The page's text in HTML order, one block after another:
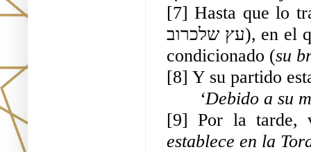
[7] Hasta que lo
עץ שלכרוב), en el que lo colgaron, y no se rompió, pues no estaba
condicionado (su
[8] Y su partido
‘Debido a su
[9] Por la tarde,
establece en la